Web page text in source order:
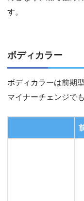
す。
ボディカラー
ボディカラーは前期
マイナーチェンジで